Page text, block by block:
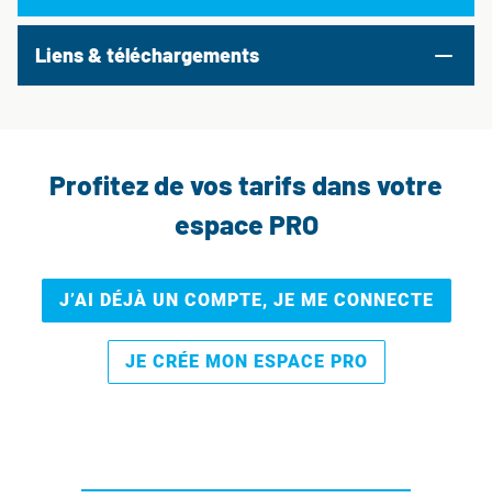
Liens & téléchargements
Profitez de vos tarifs dans votre
espace PRO
J’AI DÉJÀ UN COMPTE, JE ME CONNECTE
JE CRÉE MON ESPACE PRO